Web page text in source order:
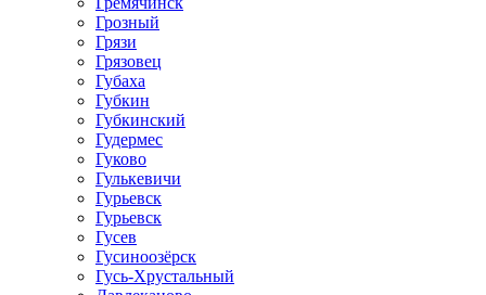
Грозный
Грязи
Грязовец
Губаха
Губкин
Губкинский
Гудермес
Гуково
Гулькевичи
Гурьевск
Гурьевск
Гусев
Гусиноозёрск
Гусь-Хрустальный